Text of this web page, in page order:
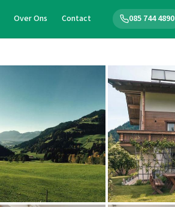
085 744 4890
Over Ons Contact